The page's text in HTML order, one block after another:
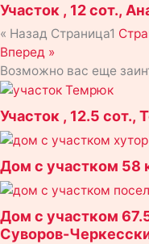
Участок , 12 сот.,
« Назад Страница1
Вперед »
Возможно вас еще
Участок , 12.5 сот.,
Дом с участком 58
Дом с участком
Суворов-